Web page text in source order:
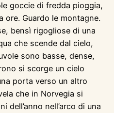
goccie di fredda pioggia,
ore. Guardo le montagne.
bensì rigogliose di una
che scende dal cielo,
sono basse, dense,
si scorge un cielo
porta verso un altro
che in Norvegia si
dell’anno nell’arco di una